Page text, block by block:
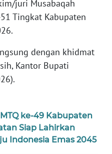
juri Musabaqah
Tingkat Kabupaten
dengan khidmat
Kantor Bupati
ke-49 Kabupaten
Siap Lahirkan
Indonesia Emas 2045